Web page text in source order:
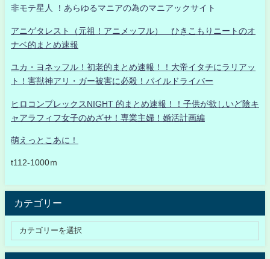
非モテ星人 ！あらゆるマニアの為のマニアックサイト
アニゲタレスト（元祖！アニメッフル） ひきこもりニートのオ
ナベ的まとめ速報
ユカ・ヨネッフル！初老的まとめ速報！！大帝イタチにラリアッ
ト！害獣神アリ・ガー被害に必殺！パイルドライバー
ヒロコンプレックスNIGHT 的まとめ速報！！子供が欲しいど陰キ
ャアラフィフ女子のめざせ！専業主婦！婚活計画編
萌えっとこあに！
t112-1000ｍ
カテゴリー